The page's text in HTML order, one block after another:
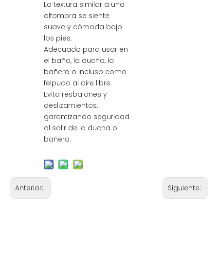
La textura similar a una
alfombra se siente
suave y cómoda bajo
los pies.
Adecuado para usar en
el baño, la ducha, la
bañera o incluso como
felpudo al aire libre.
Evita resbalones y
deslizamientos,
garantizando seguridad
al salir de la ducha o
bañera.
Anterior: Siguiente: